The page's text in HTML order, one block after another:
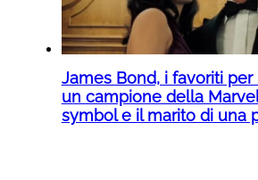
James Bond, i favoriti per
un campione della
symbol e il marito di una